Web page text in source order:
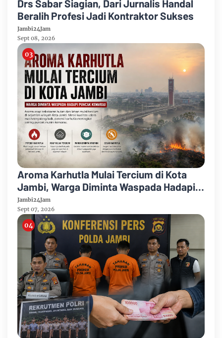
Drs Sabar Siagian, Dari Jurnalis Handal
Beralih Profesi Jadi Kontraktor Sukses
Jambi24Jam
Sept 08, 2026
Aroma Karhutla Mulai Tercium di Kota
Jambi, Warga Diminta Waspada Hadapi
Puncak Kemarau
Jambi24Jam
Sept 07, 2026